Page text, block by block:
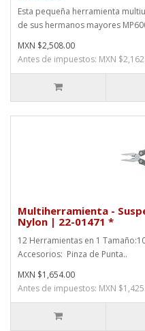
Esta pequeña herramienta
de sus hermanos mayores
MXN $2,508.00
Antes de impuestos: MXN
Multiherramienta -
Nylon | 22-01471 *
12 Herramientas en 1
Accesorios: Pinza de Punta..
MXN $1,654.00
Antes de impuestos: MXN